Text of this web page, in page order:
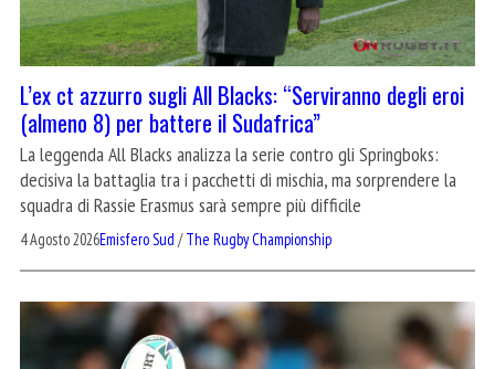
L’ex ct azzurro sugli All Blacks: “Serviranno degli eroi
(almeno 8) per battere il Sudafrica”
La leggenda All Blacks analizza la serie contro gli Springboks:
decisiva la battaglia tra i pacchetti di mischia, ma sorprendere la
squadra di Rassie Erasmus sarà sempre più difficile
4 Agosto 2026Emisfero Sud /The Rugby Championship